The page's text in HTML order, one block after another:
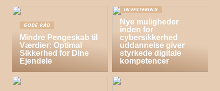
GODE RÅD
Mindre Pengeskab til
Værdier: Optimal
Sikkerhed for Dine
Ejendele
INVESTERING
Nye muligheder
inden for
cybersikkerhed
uddannelse giver
styrkede digitale
kompetencer